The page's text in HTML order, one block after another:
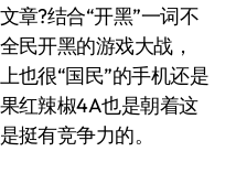
章?结合“开黑”一词不
民开黑的游戏大战，
也很“国民”的手机还是
红辣椒4A也是朝着这
挺有竞争力的。